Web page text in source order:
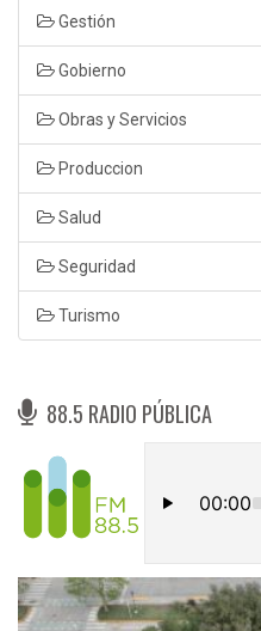
Gestión
Gobierno
Obras y Servicios
Produccion
Salud
Seguridad
Turismo
88.5 RADIO PÚBLICA